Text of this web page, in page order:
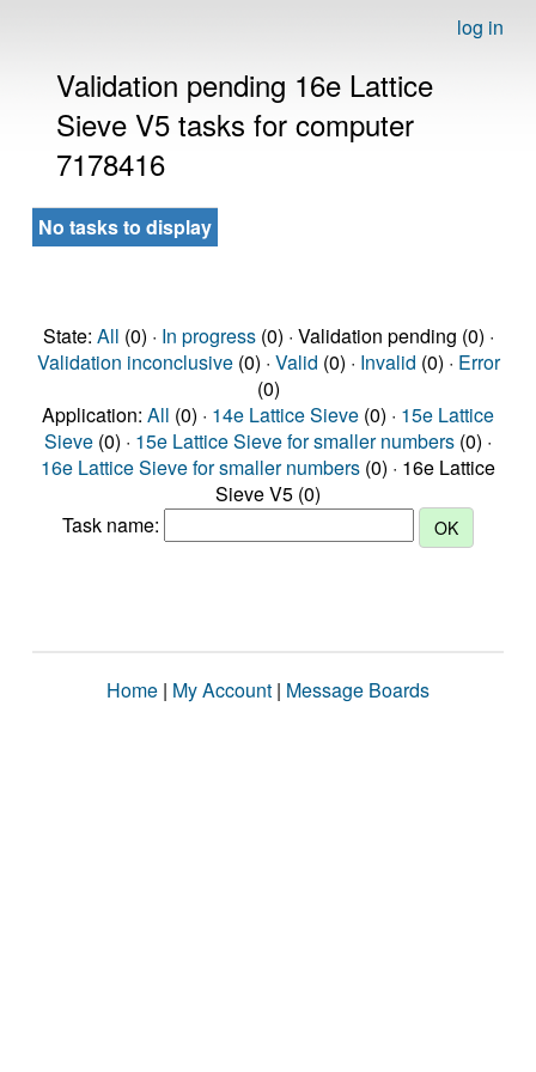
log in
Validation pending 16e Lattice
Sieve V5 tasks for computer
7178416
No tasks to display
State: All (0) · In progress(0) · Validation pending (0) ·
Validation inconclusive(0) · Valid (0) · Invalid (0) · Error
(0)
Application: All (0) · 14e Lattice Sieve (0) · 15e Lattice
Sieve (0) · 15e Lattice Sieve for smaller numbers (0) ·
16e Lattice Sieve for smaller numbers (0) · 16e Lattice
Sieve V5 (0)
Task name:
Home | My Account | Message Boards